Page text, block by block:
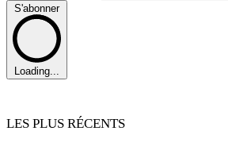
S'abonner
Loading...
LES PLUS RÉCENTS